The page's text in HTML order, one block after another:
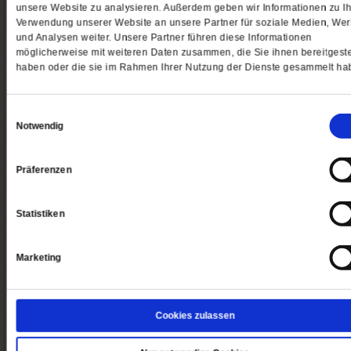
unsere Website zu analysieren. Außerdem geben wir Informationen zu
Verwendung unserer Website an unsere Partner für soziale Medien,
und Analysen weiter. Unsere Partner führen diese Informationen
möglicherweise mit weiteren Daten zusammen, die Sie ihnen
haben oder die sie im Rahmen Ihrer Nutzung der Dienste gesammelt
Notwendig
Präferenzen
Statistiken
Marketing
Cookies zulassen
Ja, ich möchte dieses Angebot bestellen
Zahlungsart
Zusammenfassung meiner Bestellung
So erreichen Sie uns
Fax: 06171-7003-46
(Öffnet